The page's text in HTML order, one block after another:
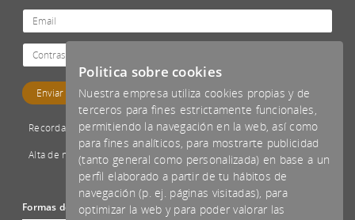
Recordar password
Alta de nuevo cliente
Formas de pago aceptadas
Politica sobre cookies
Nuestra empresa utiliza cookies propias y de
terceros para fines estrictamente funcionales,
permitiendo la navegación en la web, así como
para fines analíticos, para mostrarte publicidad
(tanto general como personalizada) en base a un
perfil elaborado a partir de tu hábitos de
navegación (p. ej. páginas visitadas), para
optimizar la web y para poder valorar las